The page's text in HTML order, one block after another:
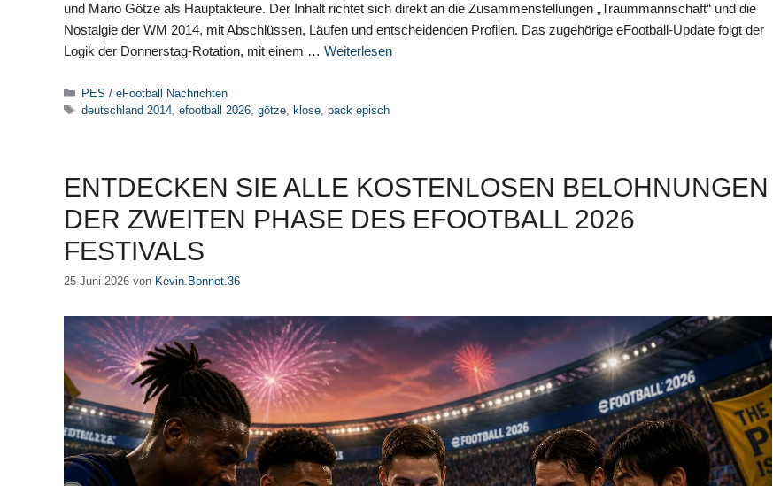
und Mario Götze als Hauptakteure. Der Inhalt richtet sich direkt an die Zusammenstellungen „Traummannschaft“ und die
Nostalgie der WM 2014, mit Abschlüssen, Läufen und entscheidenden Profilen. Das zugehörige eFootball-Update folgt der
Logik der Donnerstag-Rotation, mit einem … Weiterlesen
Kategorien
PES / eFootball Nachrichten
Schlagwörter
deutschland 2014 ,efootball 2026 ,götze ,klose ,pack episch
ENTDECKEN SIE ALLE KOSTENLOSEN BELOHNUNGEN
DER ZWEITEN PHASE DES EFOOTBALL 2026
FESTIVALS
25 Juni 2026 von Kevin.Bonnet.36